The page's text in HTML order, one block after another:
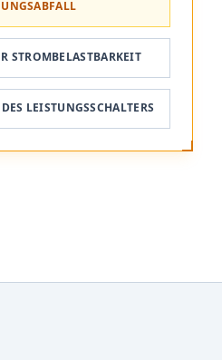
STROMBELASTBARKEIT
LEISTUNGSSCHALTERS